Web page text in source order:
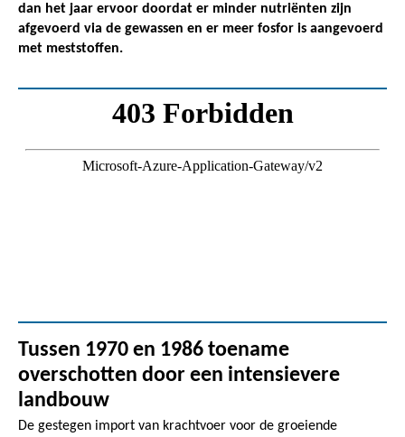
dan het jaar ervoor doordat er minder nutriënten zijn
afgevoerd via de gewassen en er meer fosfor is aangevoerd
met meststoffen.
Tussen 1970 en 1986 toename
overschotten door een intensievere
landbouw
De gestegen import van krachtvoer voor de groeiende